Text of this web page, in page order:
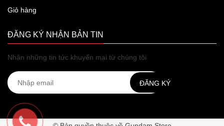
Giỏ hàng
ĐĂNG KÝ NHẬN BẢN TIN
Nhận những tin tức khuyến mại từ chúng tôi
ĐĂNG KÝ